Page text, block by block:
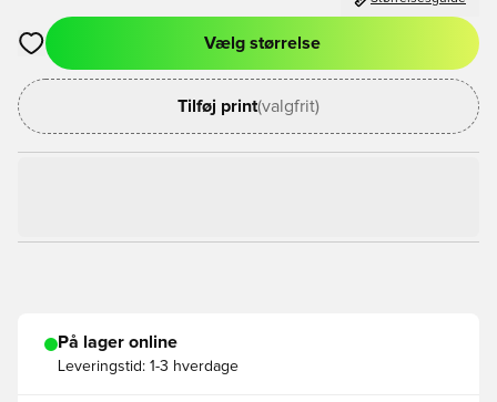
Åbner en Modal til at logge ind eller tilmelde dig som medlem
Vælg størrelse
Tilføj print(valgfrit)
På lager online
Leveringstid: 1-3 hverdage